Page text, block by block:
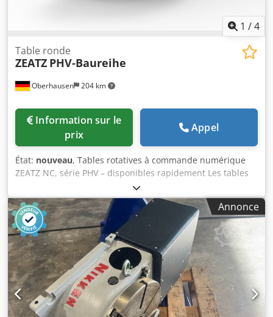
1 /4
Oberhausen 204 km
Table ronde
ZEATZ PHV-Baureihe
prix
Appel
État: nouveau, Tables rotatives à commande numérique
ZEATZ NC, série PHV – disponibles rapidement Les tables
rotatives à commande numérique ZEATZ, série PHV, sont
synonymes de précision, de stabilité et de flexibilité
maximales dans l’usinage moderne. Idéales pour le
positionnement, le tournage et l’usinage simultané dans
diverses applications. Vos avantages en un coup d’œil : ✔
Intégration dans les machines existantes équipées de
commandes HEIDENHAIN ou SIEMENS. ✔ Service et
assistance technique directement auprès de JMT. ✔
Versions personnalisées et solutions sur mesure. ✔
Grande capacité de charge pour les pièces lourdes.
Pourquoi ZEATZ : ZEATZ représente des solutions
Annonce